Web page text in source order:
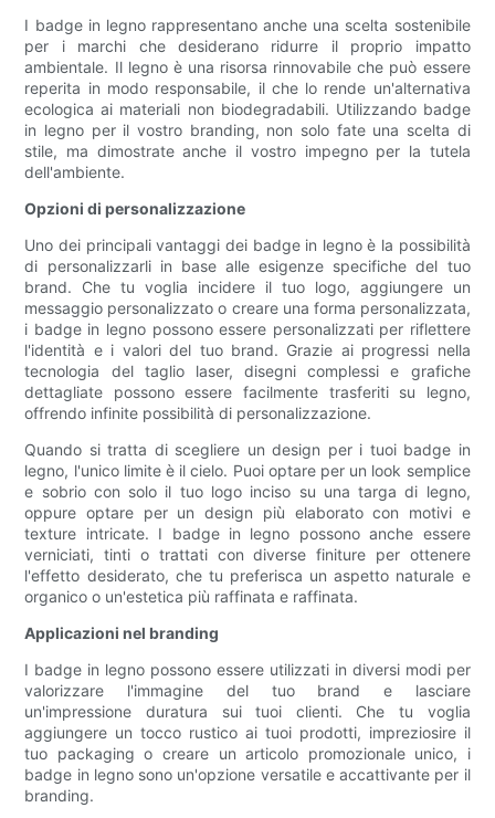
I badge in legno rappresentano anche una scelta sostenibile
per i marchi che desiderano ridurre il proprio impatto
ambientale. Il legno è una risorsa rinnovabile che può essere
reperita in modo responsabile, il che lo rende un'alternativa
ecologica ai materiali non biodegradabili. Utilizzando badge
in legno per il vostro branding, non solo fate una scelta di
stile, ma dimostrate anche il vostro impegno per la tutela
dell'ambiente.
Opzioni di personalizzazione
Uno dei principali vantaggi dei badge in legno è la possibilità
di personalizzarli in base alle esigenze specifiche del tuo
brand. Che tu voglia incidere il tuo logo, aggiungere un
messaggio personalizzato o creare una forma personalizzata,
i badge in legno possono essere personalizzati per riflettere
l'identità e i valori del tuo brand. Grazie ai progressi nella
tecnologia del taglio laser, disegni complessi e grafiche
dettagliate possono essere facilmente trasferiti su legno,
offrendo infinite possibilità di personalizzazione.
Quando si tratta di scegliere un design per i tuoi badge in
legno, l'unico limite è il cielo. Puoi optare per un look semplice
e sobrio con solo il tuo logo inciso su una targa di legno,
oppure optare per un design più elaborato con motivi e
texture intricate. I badge in legno possono anche essere
verniciati, tinti o trattati con diverse finiture per ottenere
l'effetto desiderato, che tu preferisca un aspetto naturale e
organico o un'estetica più raffinata e raffinata.
Applicazioni nel branding
I badge in legno possono essere utilizzati in diversi modi per
valorizzare l'immagine del tuo brand e lasciare
un'impressione duratura sui tuoi clienti. Che tu voglia
aggiungere un tocco rustico ai tuoi prodotti, impreziosire il
tuo packaging o creare un articolo promozionale unico, i
badge in legno sono un'opzione versatile e accattivante per il
branding.